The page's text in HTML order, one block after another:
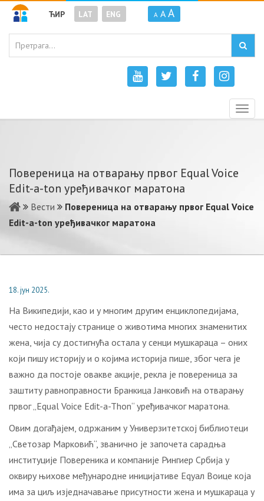
ЋИР LAT ENG A A A
Повереница на отварању првог Equal Voice
Edit-a-ton уређивачког маратона
Вести
Повереница на отварању првог Equal Voice
Edit-a-ton уређивачког маратона
18. јун 2025.
На Википедији, као и у многим другим енциклопедијама,
често недостају странице о животима многих знаменитих
жена, чија су достигнућа остала у сенци мушкараца – оних
који пишу историју и о којима историја пише, због чега је
важно да постоје овакве акције, рекла је повереница за
заштиту равноправности Бранкица Јанковић на отварању
првог „Equal Voice Edit-a-Thon“ уређивачког маратона.
Овим догађајем, одржаним у Универзитетској библиотеци
„Светозар Марковић“, званично је започета сарадња
институције Повереника и компаније Рингиер Србија у
оквиру њихове међународне иницијативе Еqуал Воице која
има за циљ изједначавање присутности жена и мушкараца у